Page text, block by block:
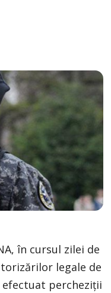
în cursul zilei de
legale de
percheziţii